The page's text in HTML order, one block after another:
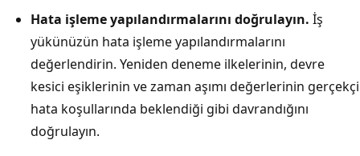
Hata işleme yapılandırmalarını doğrulayın. İş
yükünüzün hata işleme yapılandırmalarını
değerlendirin. Yeniden deneme ilkelerinin, devre
kesici eşiklerinin ve zaman aşımı değerlerinin gerçekçi
hata koşullarında beklendiği gibi davrandığını
doğrulayın.